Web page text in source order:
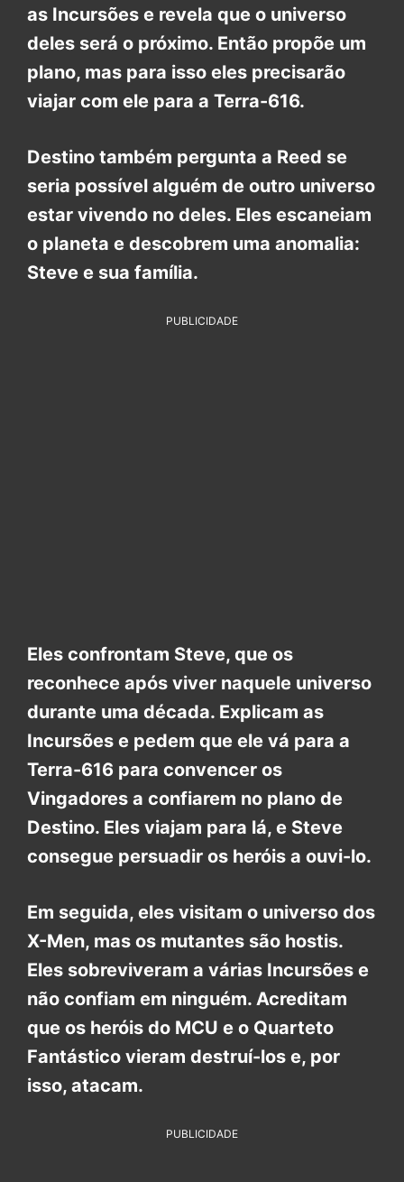
as Incursões e revela que o universo
deles será o próximo. Então propõe um
plano, mas para isso eles precisarão
viajar com ele para a Terra-616.
Destino também pergunta a Reed se
seria possível alguém de outro universo
estar vivendo no deles. Eles escaneiam
o planeta e descobrem uma anomalia:
Steve e sua família.
PUBLICIDADE
Eles confrontam Steve, que os
reconhece após viver naquele universo
durante uma década. Explicam as
Incursões e pedem que ele vá para a
Terra-616 para convencer os
Vingadores a confiarem no plano de
Destino. Eles viajam para lá, e Steve
consegue persuadir os heróis a ouvi-lo.
Em seguida, eles visitam o universo dos
X-Men, mas os mutantes são hostis.
Eles sobreviveram a várias Incursões e
não confiam em ninguém. Acreditam
que os heróis do MCU e o Quarteto
Fantástico vieram destruí-los e, por
isso, atacam.
PUBLICIDADE